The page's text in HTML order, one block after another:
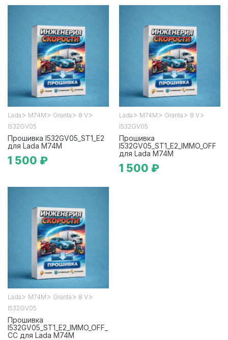
Lada > М74М > Granta > 8 V>
I532GV05
Прошивка I532GV05_ST1_E2
для Lada М74М
1 500 ₽
Lada > М74М > Granta > 8 V>
I532GV05
Прошивка
I532GV05_ST1_E2_IMMO_OFF
для Lada М74М
1 500 ₽
Lada > М74М > Granta > 8 V>
I532GV05
Прошивка
I532GV05_ST1_E2_IMMO_OFF_
CC для Lada М74М